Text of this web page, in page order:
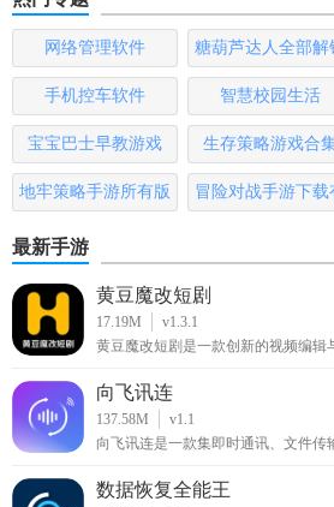
2. 模拟经营：管理娱乐公司，包括艺
源分配等。
3. 粉丝互动：通过社交媒体与粉丝互
提升偶像的知名度和收入。
【可可偶像祭游戏免费版点评】
偶像养成环境，通过丰富的剧情、自
法，让玩家充分体验到成为顶级娱乐
在内购选项，但不影响游戏主线体验
营和偶像文化的玩家。
网络管理软件
糖葫芦达人全部解
版
手机控车软件 智慧校园生活
宝宝巴士早教游戏 生存策略游戏合
地牢策略手游所有版
冒险对战手游下载
最新手游
黄豆魔改短剧
17.19M
v1.3.1
黄豆魔改短剧是一款创新的视频编辑
向飞讯连
137.58M
v1.1
向飞讯连是一款集即时通讯、文件传
数据恢复全能王